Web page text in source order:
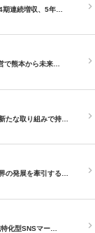
期連続増収、5年…
で熊本から未来…
たな取り組みで持…
の発展を牽引する…
化型SNSマー…